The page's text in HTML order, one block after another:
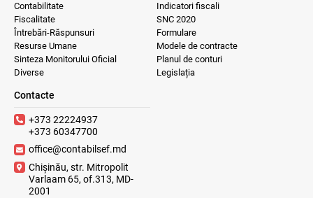
Contabilitate
Fiscalitate
Întrebări-Răspunsuri
Resurse Umane
Sinteza Monitorului Oficial
Diverse
Indicatori fiscali
SNC 2020
Formulare
Modele de contracte
Planul de conturi
Legislația
Contacte
+373 22224937
+373 60347700
office@contabilsef.md
Chișinău, str. Mitropolit
Varlaam 65, of.313, MD-
2001